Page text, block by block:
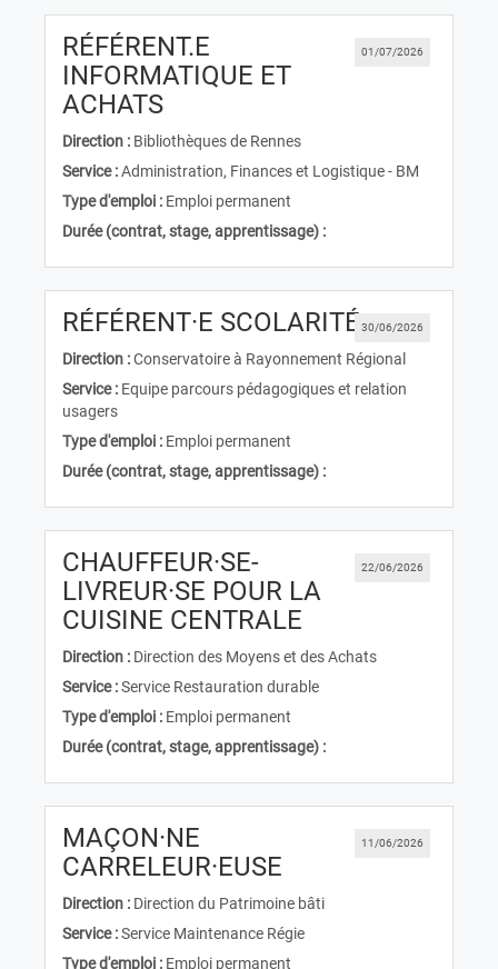
01/07/2026
RÉFÉRENT.E
INFORMATIQUE ET
ACHATS(Nouvelle fenêtre)
Direction : Bibliothèques de Rennes
Service :Administration, Finances et Logistique - BM
Type d'emploi : Emploi permanent
Durée (contrat, stage, apprentissage) :
30/06/2026
RÉFÉRENT·E SCOLARITÉ(Nouvelle
Direction :Conservatoire à Rayonnement Régional
Service : Equipe parcours pédagogiques et relation
usagers
Type d'emploi : Emploi permanent
Durée (contrat, stage, apprentissage) :
22/06/2026
CHAUFFEUR·SE-
LIVREUR·SE POUR LA
CUISINE CENTRALE
Direction : Direction des Moyens et des Achats
Service :Service Restauration durable
Type d'emploi : Emploi permanent
Durée (contrat, stage, apprentissage) :
11/06/2026
MAÇON·NE
CARRELEUR·EUSE
Direction : Direction du Patrimoine bâti
Service :Service Maintenance Régie
Type d'emploi : Emploi permanent